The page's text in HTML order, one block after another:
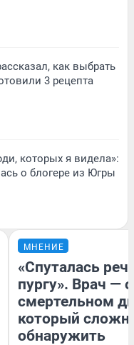
как выбрать
3 рецепта
которых я видела»:
о блогере из Югры
МНЕНИЕ
«Спуталась
пургу». Врач — о
смертельном
который
обнаружить